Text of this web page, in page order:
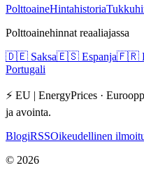
PolttoaineHintahistoria
Polttoainehinnat reaaliajassa
🇩🇪 Saksa🇪🇸 Espanja🇫🇷
Portugali
⚡ EU | EnergyPrices ·
ja avointa.
BlogiRSSOikeudellinen
© 2026